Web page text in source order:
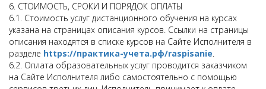
6. СТОИМОСТЬ, СРОКИ И ПОРЯДОК ОПЛАТЫ
6.1. Стоимость услуг дистанционного обучения на курсах
указана на страницах описания курсов. Ссылки на страницы
описания находятся в списке курсов на Сайте Исполнителя в
разделе https://практика-учета.рф/raspisanie.
6.2. Оплата образовательных услуг проводится заказчиком
на Сайте Исполнителя либо самостоятельно с помощью